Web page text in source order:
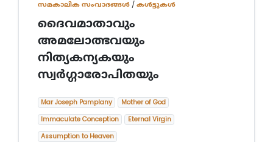
സമകാലിക സംവാദങ്ങൾ /കൾട്ടുകൾ
ദൈവമാതാവും
അമലോത്ഭവയും
നിത്യകന്യകയും
സ്വര്‍ഗ്ഗാരോപിതയും
Mar Joseph Pamplany
Mother of God
Immaculate Conception
Eternal Virgin
Assumption to Heaven